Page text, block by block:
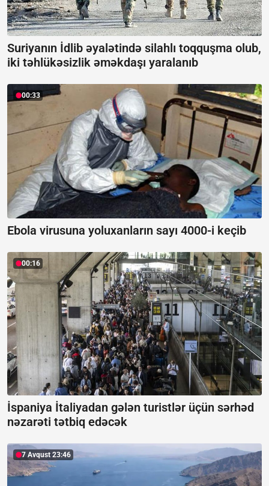
Suriyanın İdlib əyalətində silahlı toqquşma olub,
iki təhlükəsizlik əməkdaşı yaralanıb
00:33
Ebola virusuna yoluxanların sayı 4000-i keçib
00:16
İspaniya İtaliyadan gələn turistlər üçün sərhəd
nəzarəti tətbiq edəcək
7 Avqust 23:46